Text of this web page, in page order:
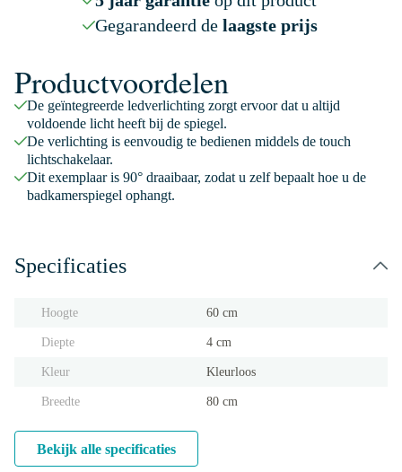
Gegarandeerd de laagste prijs
Productvoordelen
De geïntegreerde ledverlichting zorgt ervoor dat u altijd
voldoende licht heeft bij de spiegel.
De verlichting is eenvoudig te bedienen middels de touch
lichtschakelaar.
Dit exemplaar is 90° draaibaar, zodat u zelf bepaalt hoe u de
badkamerspiegel ophangt.
Specificaties
Hoogte 60 cm
Diepte 4 cm
Kleur Kleurloos
Breedte 80 cm
Bekijk alle specificaties